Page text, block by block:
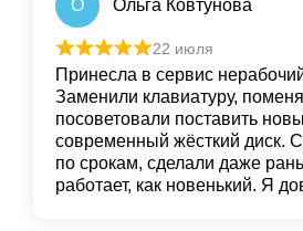
О Ольга Ковтунова
22 июля
Принесла в сервис
Заменили клавиатуру,
посоветовали поставить
современный жёсткий диск.
по срокам, сделали даже
работает, как новенький. Я